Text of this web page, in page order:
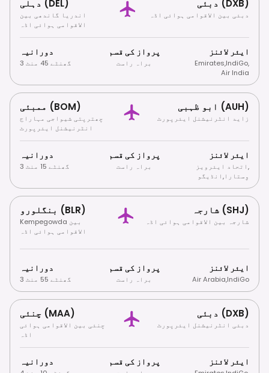
دہلی (DEL)
اندریا گاندھی بین
الاقوامی ہوائی اڈہ
دبئی (DXB)
دبئی بین الاقوامی ہوائی اڈہ
دورانیہ
3 گھنٹے 45 منٹ
پرواز کی قسم
براہ راست
ایئر لائنز
Emirates,IndiGo,
Air India
ممبئی (BOM)
چھترپتی شیواجی مہاراج
انٹرنیشنل ایئرپورٹ
ابو ظہبی (AUH)
زاید انٹرنیشنل ایئرپورٹ
دورانیہ
3 گھنٹے 15 منٹ
پرواز کی قسم
براہ راست
ایئر لائنز
اتحاد ایئرویز,
انڈیگو,وِستارا
بنگلورو (BLR)
Kempegowda بین
الاقوامی ہوائی اڈہ
شارجہ (SHJ)
شارجہ بین الاقوامی ہوائی اڈہ
دورانیہ
3 گھنٹے 55 منٹ
پرواز کی قسم
براہ راست
ایئر لائنز
Air Arabia,IndiGo
چنئی (MAA)
چنئی بین الاقوامی ہوائی
اڈہ
دبئی (DXB)
دبئی انٹرنیشنل ایئرپورٹ
دورانیہ پرواز کی قسم ایئر لائنز